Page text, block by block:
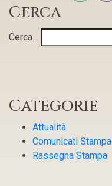
Cerca
Cerca…
Categorie
Attualità
Comunicati Stampa
Rassegna Stampa